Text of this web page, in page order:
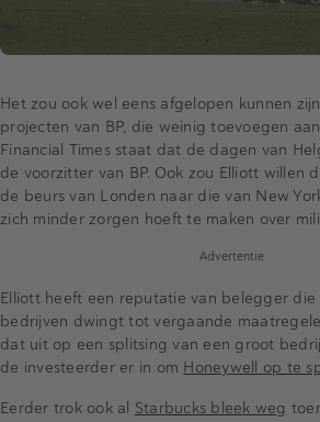
Het zou ook wel eens afgelopen kunnen
projecten van BP, die weinig toevoegen
Financial Times staat dat de dagen van
de voorzitter van BP. Ook zou Elliott willen
de beurs van Londen naar die van New
zich minder zorgen hoeft te maken over
Advertentie
Elliott heeft een reputatie van belegger
bedrijven dwingt tot vergaande
dat uit op een splitsing van een groot
de investeerder er in om Honeywell op te
Eerder trok ook al Starbucks bleek weg